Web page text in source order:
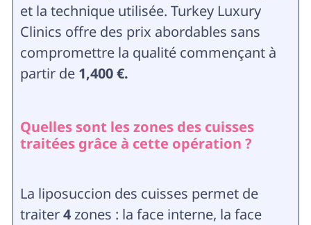
et la technique utilisée. Turkey Luxury
Clinics offre des prix abordables sans
compromettre la qualité commençant à
partir de 1,400 €.
Quelles sont les zones des cuisses
traitées grâce à cette opération ?
La liposuccion des cuisses permet de
traiter4zones : la face interne, la face